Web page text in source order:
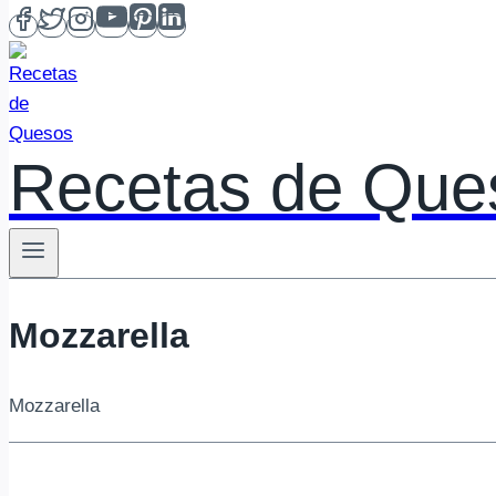
Recetas de
Mozzarella
Mozzarella